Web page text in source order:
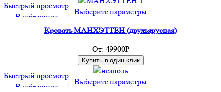
выбрать
на
Быстрый просмотр
В избранное
Выберите параметрыЭтот
имеет
выбрать
Кровать МАНХЭТТЕН (двухъярусная)
От: 49900₽
Купить в один клик
Быстрый просмотр
В избранное
Выберите параметрыЭтот